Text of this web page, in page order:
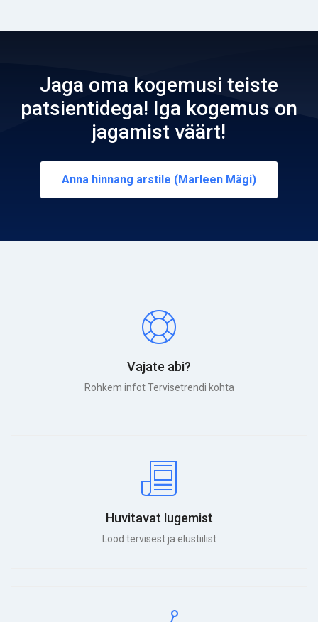
Jaga oma kogemusi teiste
patsientidega! Iga kogemus on
jagamist väärt!
Anna hinnang arstile (Marleen Mägi)
Vajate abi?
Rohkem infot Tervisetrendi kohta
Huvitavat lugemist
Lood tervisest ja elustiilist